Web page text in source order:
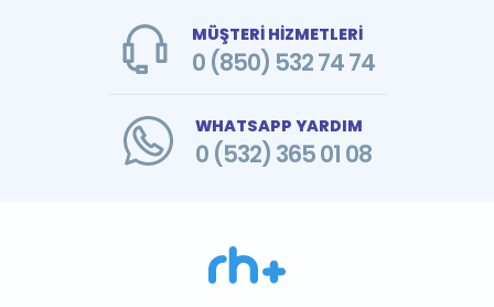
MÜŞTERİ HİZMETLERİ
0 (850) 532 74 74
WHATSAPP YARDIM
0 (532) 365 01 08